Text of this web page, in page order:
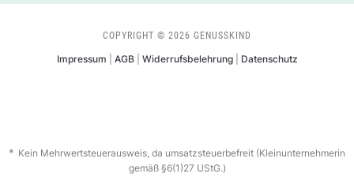
COPYRIGHT © 2026 GENUSSKIND
Impressum AGB| Widerrufsbelehrung| Datenschutz
Kein Mehrwertsteuerausweis, da umsatzsteuerbefreit (Kleinunternehmerin
gemäß §6(1)27 UStG.)